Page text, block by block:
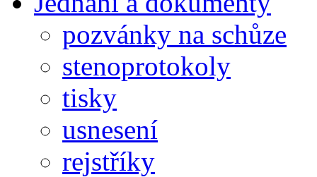
pozvánky na schůze
stenoprotokoly
tisky
usnesení
rejstříky